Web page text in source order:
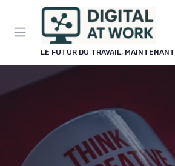
LE FUTUR DU TRAVAIL, MAINTENANT
Panneau de gestion des cookies